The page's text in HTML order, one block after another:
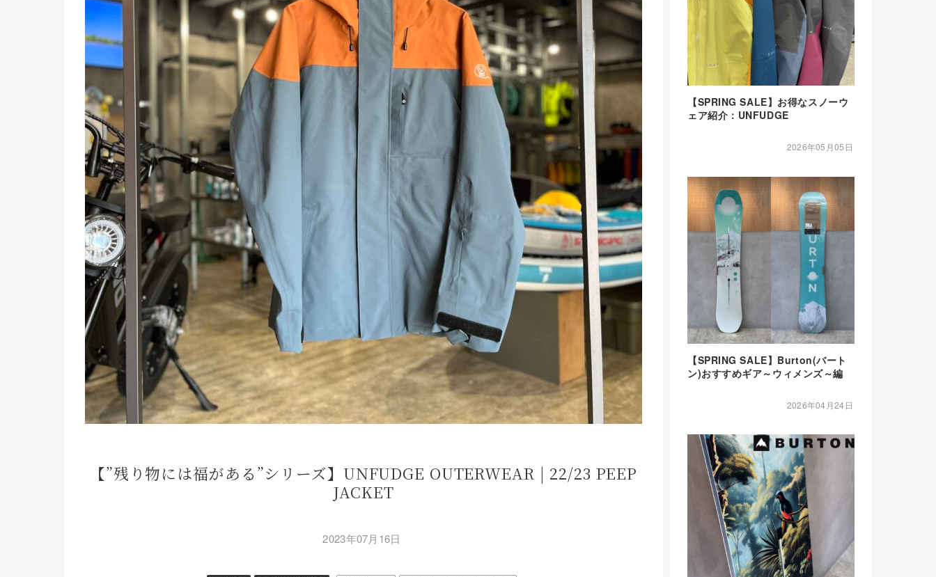
【”残り物には福がある”シリーズ】UNFUDGE OUTERWEAR | 22/23 PEEP
JACKET
2023年07月16日
【SPRING SALE】お得なスノーウ
ェア紹介：UNFUDGE
2026年05月05日
【SPRING SALE】Burton(バート
ン)おすすめギア～ウィメンズ～編
2026年04月24日